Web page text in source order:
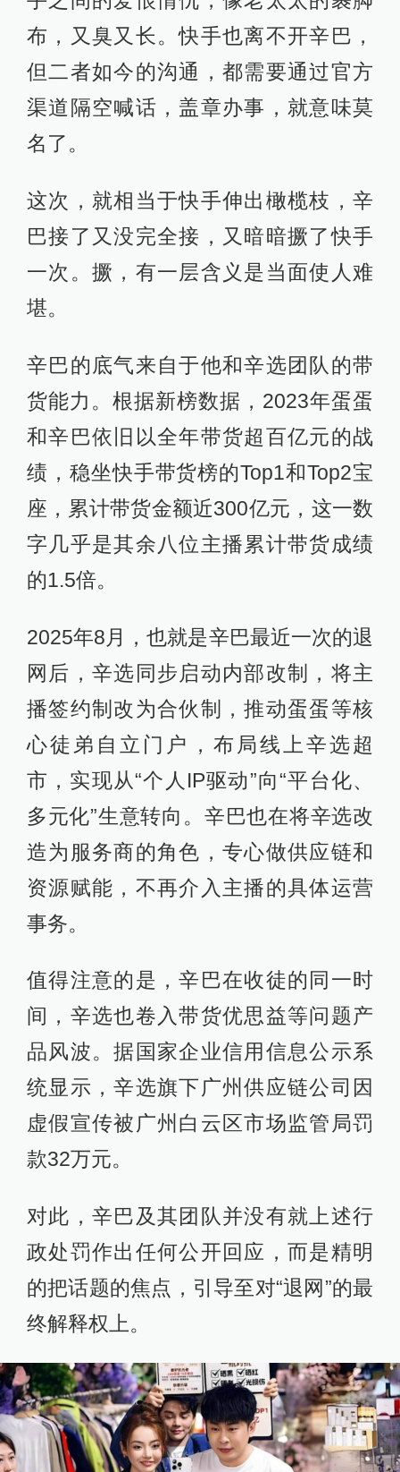
布，又臭又长。快手也离不开辛巴，
但二者如今的沟通，都需要通过官方
渠道隔空喊话，盖章办事，就意味莫
名了。
这次，就相当于快手伸出橄榄枝，辛
巴接了又没完全接，又暗暗撅了快手
一次。撅，有一层含义是当面使人难
堪。
辛巴的底气来自于他和辛选团队的带
货能力。根据新榜数据，2023年蛋蛋
和辛巴依旧以全年带货超百亿元的战
绩，稳坐快手带货榜的Top1和Top2宝
座，累计带货金额近300亿元，这一数
字几乎是其余八位主播累计带货成绩
的1.5倍。
2025年8月，也就是辛巴最近一次的退
网后，辛选同步启动内部改制，将主
播签约制改为合伙制，推动蛋蛋等核
心徒弟自立门户，布局线上辛选超
市，实现从“个人IP驱动”向“平台化、
多元化”生意转向。辛巴也在将辛选改
造为服务商的角色，专心做供应链和
资源赋能，不再介入主播的具体运营
事务。
值得注意的是，辛巴在收徒的同一时
间，辛选也卷入带货优思益等问题产
品风波。据国家企业信用信息公示系
统显示，辛选旗下广州供应链公司因
虚假宣传被广州白云区市场监管局罚
款32万元。
对此，辛巴及其团队并没有就上述行
政处罚作出任何公开回应，而是精明
的把话题的焦点，引导至对“退网”的最
终解释权上。